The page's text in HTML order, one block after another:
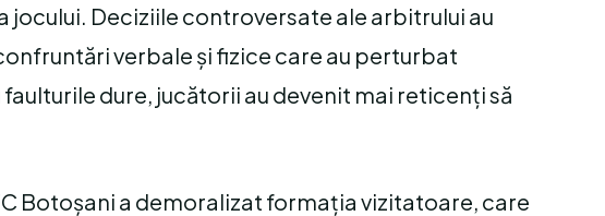
Deciziile controversate ale arbitrului au
verbale și fizice care au perturbat
dure, jucătorii au devenit mai reticenți să
Botoșani a demoralizat formația vizitatoare, care